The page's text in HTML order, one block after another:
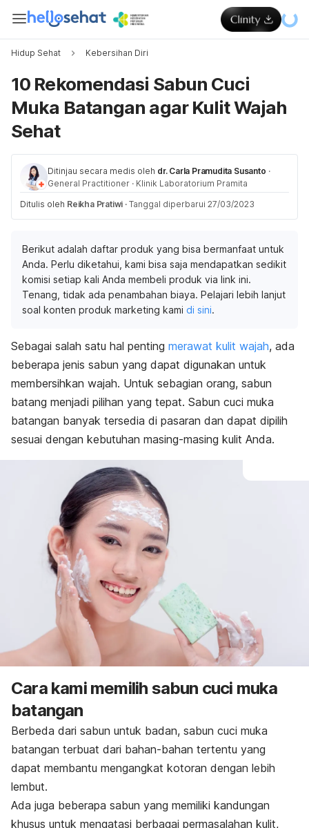
Hidup Sehat Kebersihan Diri
10 Rekomendasi Sabun Cuci
Muka Batangan agar Kulit Wajah
Sehat
Ditinjau secara medis oleh dr. Carla Pramudita Susanto ·
General Practitioner · Klinik Laboratorium Pramita
Ditulis oleh Reikha Pratiwi · Tanggal diperbarui 27/03/2023
Berikut adalah daftar produk yang bisa bermanfaat untuk
Anda. Perlu diketahui, kami bisa saja mendapatkan sedikit
komisi setiap kali Anda membeli produk via link ini.
Tenang, tidak ada penambahan biaya. Pelajari lebih lanjut
soal konten produk marketing kami di sini.
Sebagai salah satu hal penting merawat kulit wajah, ada
beberapa jenis sabun yang dapat digunakan untuk
membersihkan wajah. Untuk sebagian orang, sabun
batang menjadi pilihan yang tepat. Sabun cuci muka
batangan banyak tersedia di pasaran dan dapat dipilih
sesuai dengan kebutuhan masing-masing kulit Anda.
Cara kami memilih sabun cuci muka
batangan
Berbeda dari sabun untuk badan, sabun cuci muka
batangan terbuat dari bahan-bahan tertentu yang
dapat membantu mengangkat kotoran dengan lebih
lembut.
Ada juga beberapa sabun yang memiliki kandungan
khusus untuk mengatasi berbagai permasalahan kulit,